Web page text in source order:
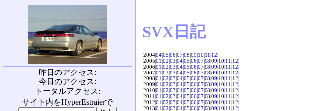
SVX日記
2004|04|05|06|07|08|09|10|11|12|
2005|01|02|03|04|05|06|07|08|09|10|11|12|
2006|01|02|03|04|05|06|07|08|09|10|11|12|
2007|01|02|03|04|05|06|07|08|09|10|11|12|
2008|01|02|03|04|05|06|07|08|09|10|11|12|
2009|01|02|03|04|05|06|07|08|09|10|11|12|
2010|01|02|03|04|05|06|07|08|09|10|11|12|
2011|01|02|03|04|05|06|07|08|09|10|11|12|
2012|01|02|03|04|05|06|07|08|09|10|11|12|
2013|01|02|03|04|05|06|07|08|09|10|11|12|
昨日のアクセス:
今日のアクセス:
トータルアクセス:
サイト内をHyperEstraierで